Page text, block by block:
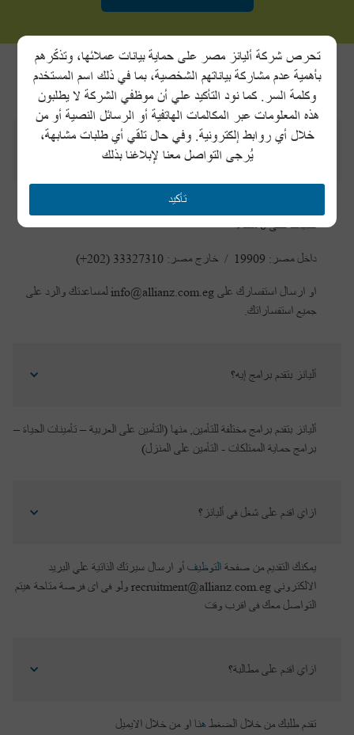
الأسئلة الشائعة
ازاي اتواصل مع أليانز؟
صباحا حتى 6 مساءا
داخل مصر: 19909 / خارج مصر: 33327310 (202+)
او ارسال استفسارك على info@allianz.com.eg لمساعدتك والرد على
جميع استفساراتك.
أليانز بتقدم برامج إيه؟
أليانز بتقدم برامج مختلفة للتأمين, منها (التأمين على العربية – تأمينات الحياة –
برامج حماية الممتلكات - التأمين على المنزل)
ازاي اقدم على شغل في أليانز؟
يمكنك التقديم من صفحة التوظيف أو ارسال سيرتك الذاتية علي البريد
الالكتروني recruitment@allianz.com.eg ولو فى اى فرصة متاحة هيتم
التواصل معك فى اقرب وقت
ازاي اقدم على مطالبة؟
تقدم طلبك من خلال الضغط هنا او من خلال الايميل
تحرص شركة أليانز مصر على حماية بيانات عملائها، وتذكّرهم
بأهمية عدم مشاركة بياناتهم الشخصية، بما في ذلك اسم المستخدم
وكلمة السر. كما نود التأكيد علي أن موظفي الشركة لا يطلبون
هذه المعلومات عبر المكالمات الهاتفية أو الرسائل النصية أو من
خلال أي روابط إلكترونية. وفي حال تلقي أي طلبات مشابهة،
يُرجى التواصل معنا لإبلاغنا بذلك
تأكيد